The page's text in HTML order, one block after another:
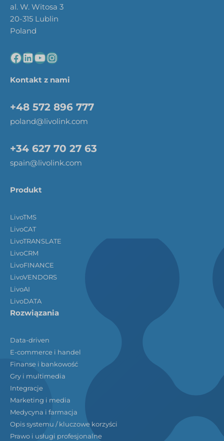
al. W. Witosa 3
20-315 Lublin
Poland
Kontakt z nami
+48 572 896 777
poland@livolink.com
+34 627 70 27 63
spain@livolink.com
Produkt
LivoTMS
LivoCAT
LivoTRANSLATE
LivoCRM
LivoFINANCE
LivoVENDORS
LivoAI
LivoDATA
Rozwiązania
Data-driven
E-commerce i handel
Finanse i bankowość
Gry i multimedia
Integracje
Marketing i media
Medycyna i farmacja
Opis systemu / kluczowe korzyści
Prawo i usługi profesjonalne